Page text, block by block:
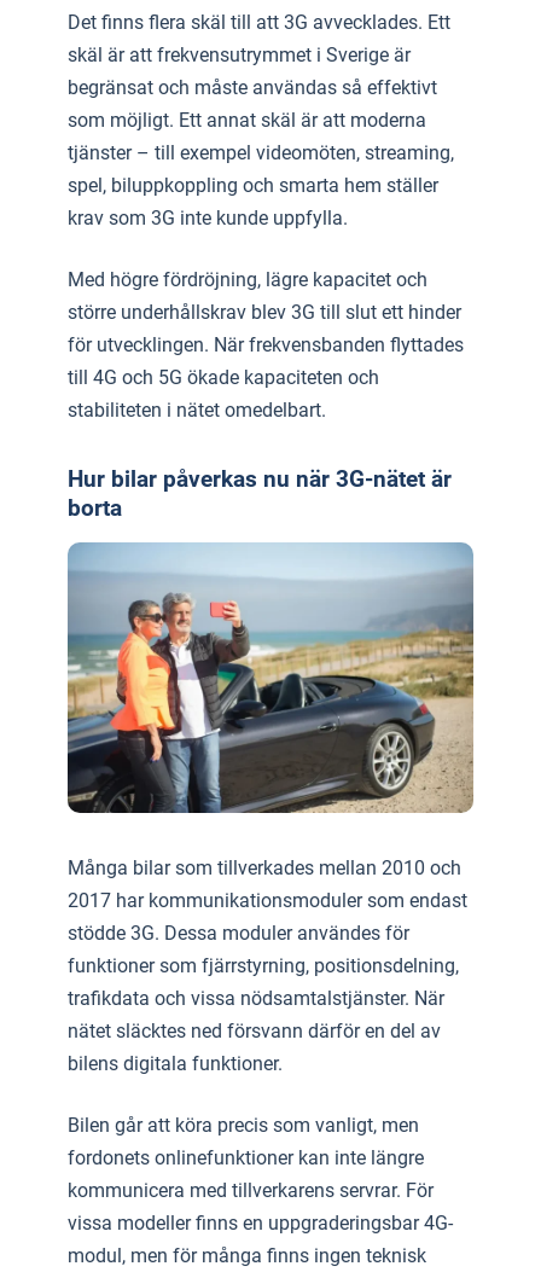
Det finns flera skäl till att 3G avvecklades. Ett
skäl är att frekvensutrymmet i Sverige är
begränsat och måste användas så effektivt
som möjligt. Ett annat skäl är att moderna
tjänster – till exempel videomöten, streaming,
spel, biluppkoppling och smarta hem ställer
krav som 3G inte kunde uppfylla.
Med högre fördröjning, lägre kapacitet och
större underhållskrav blev 3G till slut ett hinder
för utvecklingen. När frekvensbanden flyttades
till 4G och 5G ökade kapaciteten och
stabiliteten i nätet omedelbart.
Hur bilar påverkas nu när 3G-nätet är
borta
Många bilar som tillverkades mellan 2010 och
2017 har kommunikationsmoduler som endast
stödde 3G. Dessa moduler användes för
funktioner som fjärrstyrning, positionsdelning,
trafikdata och vissa nödsamtalstjänster. När
nätet släcktes ned försvann därför en del av
bilens digitala funktioner.
Bilen går att köra precis som vanligt, men
fordonets onlinefunktioner kan inte längre
kommunicera med tillverkarens servrar. För
vissa modeller finns en uppgraderingsbar 4G-
modul, men för många finns ingen teknisk